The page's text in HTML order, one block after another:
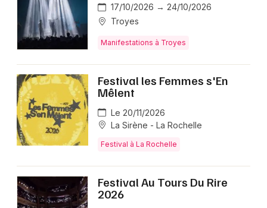
17/10/2026 → 24/10/2026
Troyes
Manifestations à Troyes
Festival les Femmes s'En
Mêlent
Le 20/11/2026
La Sirène - La Rochelle
Festival à La Rochelle
Festival Au Tours Du Rire
2026